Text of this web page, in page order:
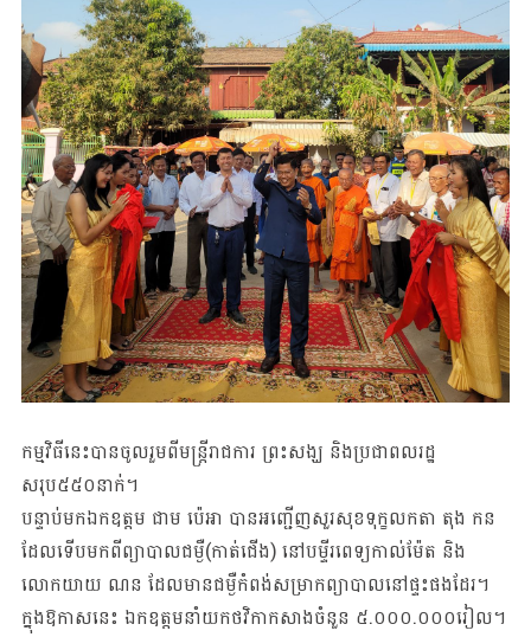
កម្មវិធីនេះបានចូលរួមពីមន្រ្តីរាជការ ព្រះសង្ឃ និងប្រជាពលរដ្ឋ
សរុប៥៥០នាក់។
បន្ទាប់មកឯកឧត្តម ជាម ប៉េអា បានអញ្ជើញសួរសុខទុក្ខលកតា តុង កន
ដែលទើបមកពីព្យាបាលជម្ងឺ(កាត់ជើង) នៅបម្ទីរពេទ្យកាល់ម៉ែត និង
លោកយាយ ណន ដែលមានជម្ងឺកំពង់សម្រាកព្យាបាលនៅផ្ទះផងដែរ។
ក្នុងឱកាសនេះ ឯកឧត្តមនាំយកថវិកាកសាងចំនួន ៥.០០០.០០០រៀល។